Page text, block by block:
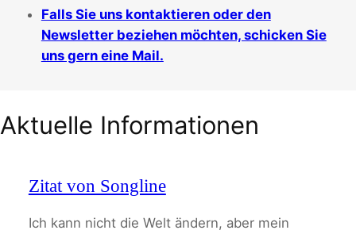
Falls Sie uns kontaktieren oder den
Newsletter beziehen möchten, schicken Sie
uns gern eine Mail.
Aktuelle Informationen
Zitat von Songline
Ich kann nicht die Welt ändern, aber mein